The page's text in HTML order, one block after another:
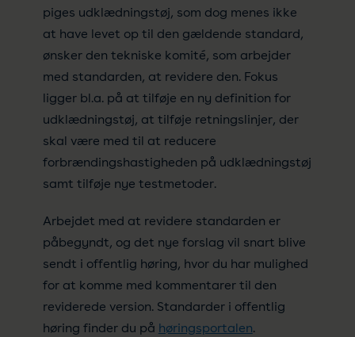
piges udklædningstøj, som dog menes ikke
at have levet op til den gældende standard,
ønsker den tekniske komité, som arbejder
med standarden, at revidere den. Fokus
ligger bl.a. på at tilføje en ny definition for
udklædningstøj, at tilføje retningslinjer, der
skal være med til at reducere
forbrændingshastigheden på udklædningstøj
samt tilføje nye testmetoder.
Arbejdet med at revidere standarden er
påbegyndt, og det nye forslag vil snart blive
sendt i offentlig høring, hvor du har mulighed
for at komme med kommentarer til den
reviderede version. Standarder i offentlig
høring finder du på høringsportalen.